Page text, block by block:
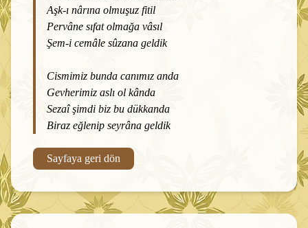
Aşk-ı nârına olmuşuz fitil
Pervâne sıfat olmağa vâsıl
Şem-i cemâle sûzana geldik
Cismimiz bunda canımız anda
Gevherimiz aslı ol kânda
Sezaî şimdi biz bu dükkanda
Biraz eğlenip seyrâna geldik
Sayfaya geri dön